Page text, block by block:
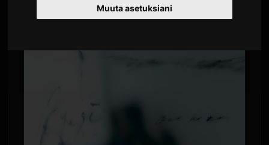
Muuta asetuksiani
esitettiin ensi kerran YouTubessa tänään kello